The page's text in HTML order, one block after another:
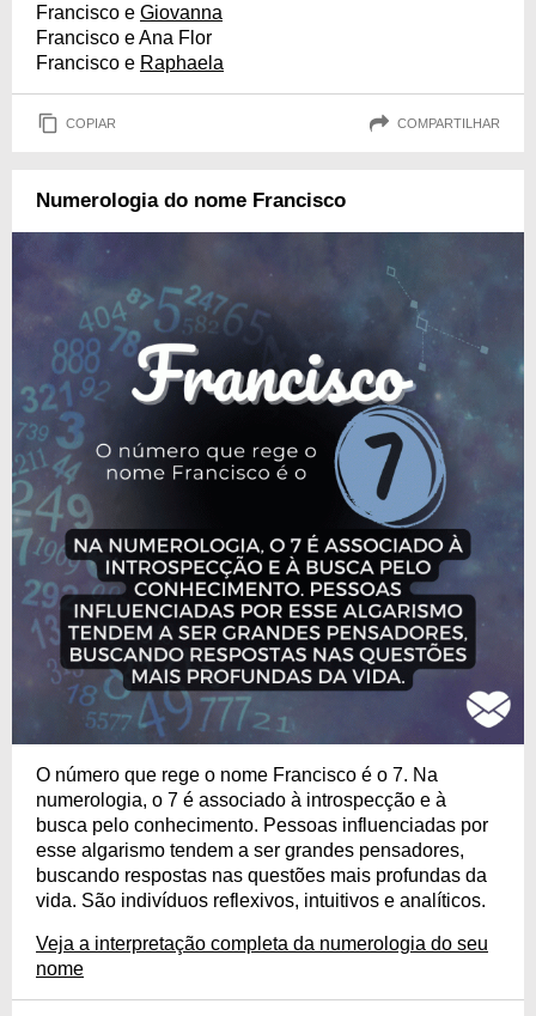
Francisco e Giovanna
Francisco e Ana Flor
Francisco e Raphaela
COPIAR COMPARTILHAR
Numerologia do nome Francisco
O número que rege o nome Francisco é o 7. Na
numerologia, o 7 é associado à introspecção e à
busca pelo conhecimento. Pessoas influenciadas por
esse algarismo tendem a ser grandes pensadores,
buscando respostas nas questões mais profundas da
vida. São indivíduos reflexivos, intuitivos e analíticos.
Veja a interpretação completa da numerologia do seu
nome